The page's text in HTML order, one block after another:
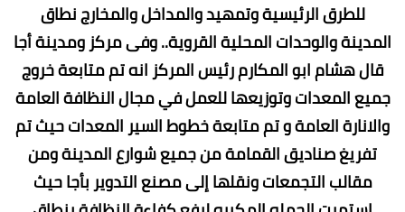
للطرق الرئيسية وتمهيد والمداخل والمخارج نطاق
المدينة والوحدات المحلية القروية.. وفى مركز ومدينة أجا
قال هشام ابو المكارم رئيس المركز انه تم متابعة خروج
جميع المعدات وتوزيعها للعمل في مجال النظافة العامة
والانارة العامة و تم متابعة خطوط السير المعدات حيث تم
تفريغ صناديق القمامة من جميع شوارع المدينة ومن
مقالب التجمعات ونقلها إلى مصنع التدوير بأجا حيث